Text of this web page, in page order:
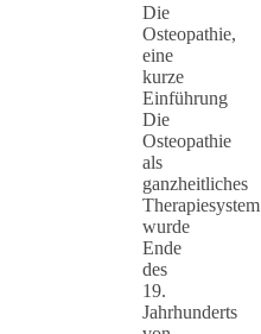
Die
Osteopathie,
eine
kurze
Einführung
Die
Osteopathie
als
ganzheitliches
Therapiesystem
wurde
Ende
des
19.
Jahrhunderts